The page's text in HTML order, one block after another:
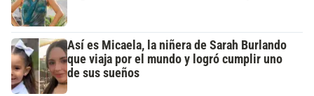
Así es Micaela, la niñera de Sarah Burlando
que viaja por el mundo y logró cumplir uno
de sus sueños